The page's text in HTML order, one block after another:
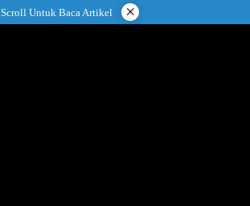
Scroll Untuk Baca Artikel ×